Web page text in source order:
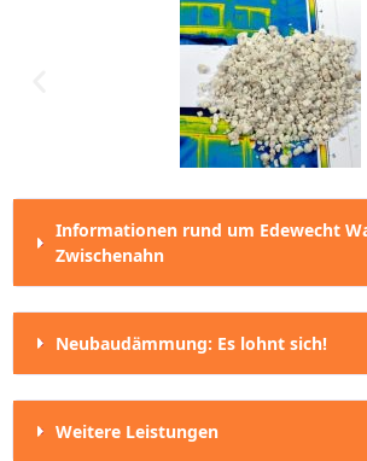
Informationen rund um Edewecht
Zwischenahn
Neubaudämmung: Es lohnt sich!
Weitere Leistungen